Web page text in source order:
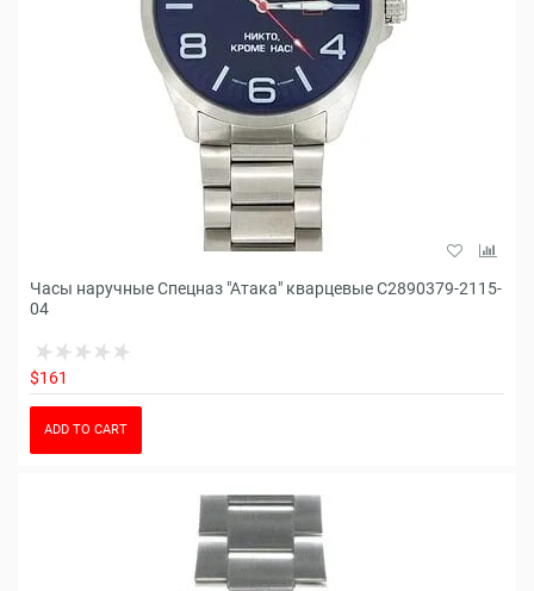
Часы наручные Спецназ "Атака" кварцевые С2890379-2115-
04
$161
ADD TO CART